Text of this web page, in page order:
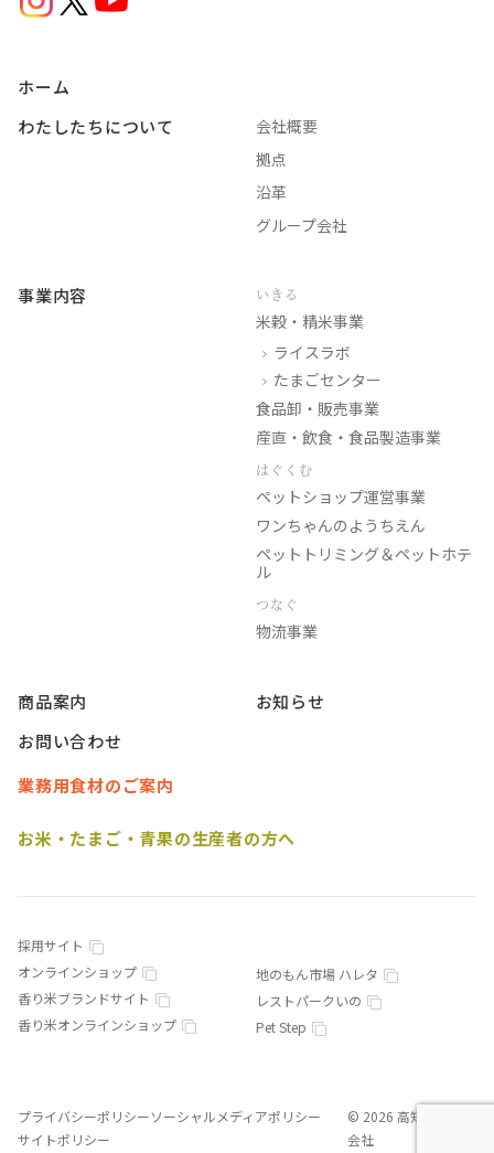
ホーム
わたしたちについて
会社概要
拠点
沿革
グループ会社
事業内容 いきる
米穀・精米事業
ライスラボ
たまごセンター
食品卸・販売事業
産直・飲食・食品製造事業
はぐくむ
ペットショップ運営事業
ワンちゃんのようちえん
ペットトリミング＆ペットホテ
ル
つなぐ
物流事業
商品案内
お知らせ
お問い合わせ
業務用食材のご案内
お米・たまご・青果の生産者の方へ
採用サイト
オンラインショップ
香り米ブランドサイト
香り米オンラインショップ
地のもん市場 ハレタ
レストパークいの
Pet Step
プライバシーポリシーソーシャルメディアポリシー
サイトポリシー
© 2026 高知食糧株式
会社